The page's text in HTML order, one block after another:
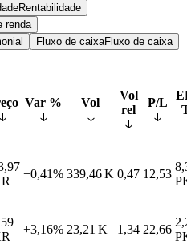
Rentabilidade
renda
Fluxo de caixaFluxo de caixa
Var % Vol
Vol
rel
P/L
−0,41% 339,46 K 0,47 12,53
+3,16% 23,21 K 1,34 22,66